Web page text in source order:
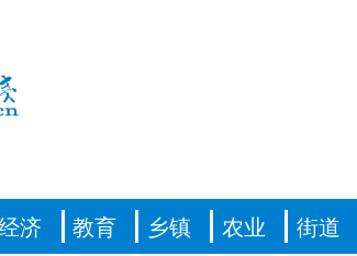
济 教育 乡镇 农业 街道